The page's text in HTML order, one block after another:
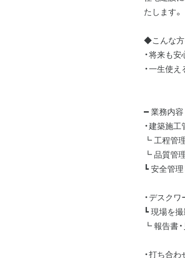
たします。
◆こんな方
・将来も
・一生使
━ 業務内
・建築施工
┗ 工程管
┗ 品質管
┗ 安全管
・デスクワ
┗ 現場を
┗ 報告書
・打ち合わ